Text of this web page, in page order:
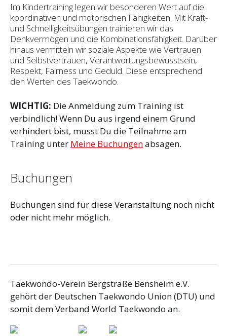
Im Kindertraining legen wir besonderen Wert auf die
koordinativen und motorischen Fähigkeiten. Mit Kraft-
und Schnelligkeitsübungen trainieren wir das
Denkvermögen und die Kombinationsfähigkeit. Darüber
hinaus vermitteln wir soziale Aspekte wie Vertrauen
und Selbst­vertrauen, Verantwortungsbewusstsein,
Respekt, Fairness und Geduld. Diese entsprechend
den Werten des Taekwondo.
WICHTIG: Die Anmeldung zum Training ist
verbindlich! Wenn Du aus irgend einem Grund
verhindert bist, musst Du die Teilnahme am
Training unter Meine Buchungenabsagen.
Buchungen
Buchungen sind für diese Veranstaltung noch nicht
oder nicht mehr möglich.
Taekwondo-Verein Bergstraße Bensheim e.V.
gehört der Deutschen Taekwondo Union (DTU) und
somit dem Verband World Taekwondo an.